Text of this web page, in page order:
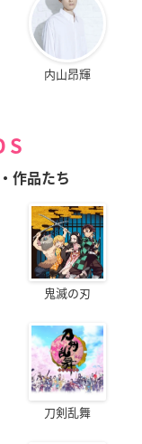
内山昂輝
作品たち
鬼滅の刃
刀剣乱舞